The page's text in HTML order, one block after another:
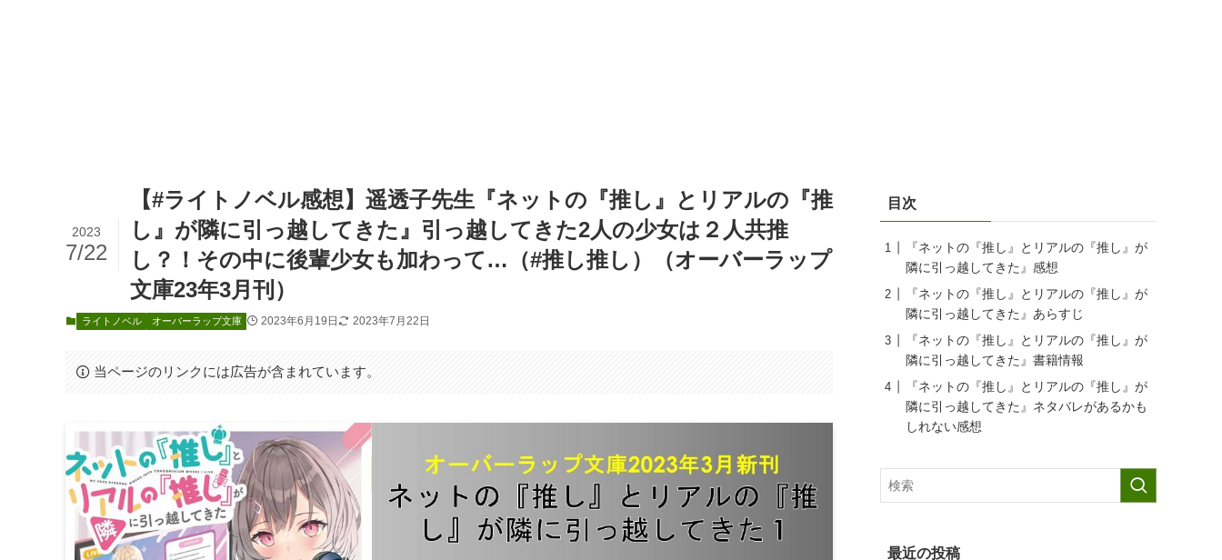
【#ライトノベル感想】遥透子先生『ネットの『推し』とリアルの『推
し』が隣に引っ越してきた』引っ越してきた2人の少女は２人共推
し？！その中に後輩少女も加わって…（#推し推し）（オーバーラップ
文庫23年3月刊）
2023
7/22
ライトノベル オーバーラップ文庫 2023年6月19日 2023年7月22日
当ページのリンクには広告が含まれています。
目次
『ネットの『推し』とリアルの『推し』が
隣に引っ越してきた』感想
『ネットの『推し』とリアルの『推し』が
隣に引っ越してきた』あらすじ
『ネットの『推し』とリアルの『推し』が
隣に引っ越してきた』書籍情報
『ネットの『推し』とリアルの『推し』が
隣に引っ越してきた』ネタバレがあるかも
しれない感想
最近の投稿